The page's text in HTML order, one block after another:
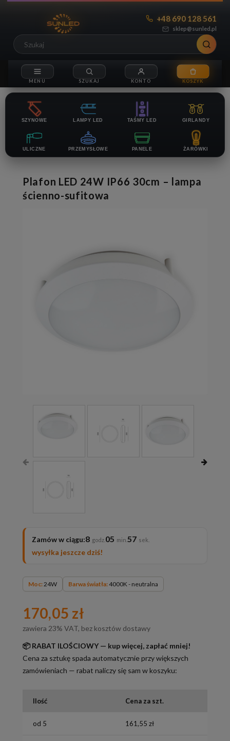
sklep@sunled.pl
+48 690 128 561
SZYNOWE LAMPY LED TAŚMY LED GIRLANDY
ULICZNE PRZEMYSŁOWE PANELE ŻARÓWKI
Plafon LED 24W IP66 30cm – lampa
ścienno-sufitowa
Zamów w ciągu:8 05 56
wysyłka jeszcze dziś!
Moc:24W Barwa światła:4000K - neutralna
170,05 zł
zawiera 23% VAT, bez kosztów dostawy
📦 RABAT ILOŚCIOWY — kup więcej, zapłać mniej!
Cena za sztukę spada automatycznie przy większych
zamówieniach — rabat naliczy się sam w koszyku:
Ilość Cena za szt.
od 5 161,55 zł